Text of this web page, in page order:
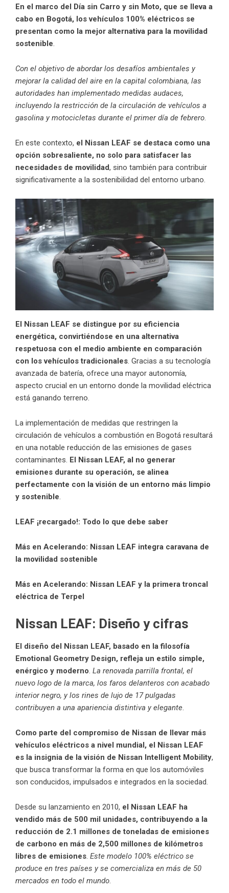
En el marco del Día sin Carro y sin Moto, que se lleva a
cabo en Bogotá, los vehículos 100% eléctricos se
presentan como la mejor alternativa para la movilidad
sostenible
Con el objetivo de abordar los desafíos ambientales y
mejorar la calidad del aire en la capital colombiana, las
autoridades han implementado medidas audaces,
incluyendo la restricción de la circulación de vehículos a
gasolina y motocicletas durante el primer día de febrero
En este contexto, el Nissan LEAF se destaca como una
opción sobresaliente, no solo para satisfacer las
necesidades de movilidad, sino también para contribuir
significativamente a la sostenibilidad del entorno urbano.
El Nissan LEAF se distingue por su eficiencia
energética, convirtiéndose en una alternativa
respetuosa con el medio ambiente en comparación
con los vehículos tradicionales. Gracias a su tecnología
avanzada de batería, ofrece una mayor autonomía,
aspecto crucial en un entorno donde la movilidad eléctrica
está ganando terreno.
La implementación de medidas que restringen la
circulación de vehículos a combustión en Bogotá resultará
en una notable reducción de las emisiones de gases
contaminantes. El Nissan LEAF, al no generar
emisiones durante su operación, se alinea
perfectamente con la visión de un entorno más limpio
y sostenible.
LEAF ¡recargado!: Todo lo que debe saber
Más en Acelerando: Nissan LEAF integra caravana de
la movilidad sostenible
Más en Acelerando: Nissan LEAF y la primera troncal
eléctrica de Terpel
Nissan LEAF: Diseño y cifras
El diseño del Nissan LEAF, basado en la filosofía
Emotional Geometry Design, refleja un estilo simple,
enérgico y moderno. La renovada parrilla frontal, el
nuevo logo de la marca, los faros delanteros con acabado
interior negro, y los rines de lujo de 17 pulgadas
contribuyen a una apariencia distintiva y elegante.
Como parte del compromiso de Nissan de llevar más
vehículos eléctricos a nivel mundial, el Nissan LEAF
es la insignia de la visión de Nissan Intelligent Mobility,
que busca transformar la forma en que los automóviles
son conducidos, impulsados e integrados en la sociedad.
Desde su lanzamiento en 2010, el Nissan LEAF ha
vendido más de 500 mil unidades, contribuyendo a la
reducción de 2.1 millones de toneladas de emisiones
de carbono en más de 2,500 millones de kilómetros
libres de emisiones. Este modelo 100% eléctrico se
produce en tres países y se comercializa en más de 50
mercados en todo el mundo.